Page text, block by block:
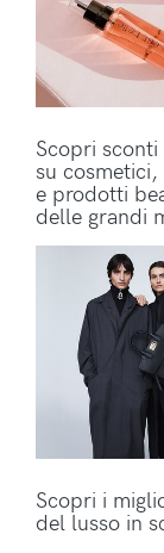
Scopri
su
e prodotti
delle grandi
Scopri i
del lusso in